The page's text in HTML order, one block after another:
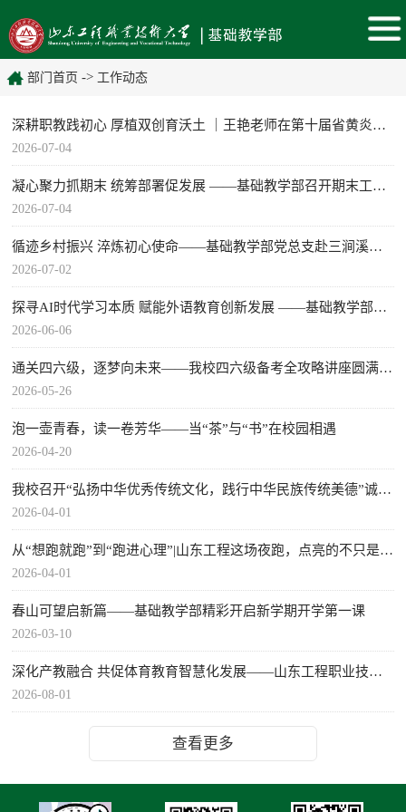
部门首页 -> 工作动态
深耕职教践初心 厚植双创育沃土 ｜王艳老师在第十届省黄炎培双创大赛启动仪式发言
2026-07-04
凝心聚力抓期末 统筹部署促发展 ——基础教学部召开期末工作会议暨考务培训会
2026-07-04
循迹乡村振兴 淬炼初心使命——基础教学部党总支赴三涧溪村开展主题党日活动
2026-07-02
​探寻AI时代学习本质 赋能外语教育创新发展 ——基础教学部联合高等职业教育研究院举办英语学术沙龙 智启新境 赋能外语教育新发展
2026-06-06
通关四六级，逐梦向未来——我校四六级备考全攻略讲座圆满落幕
2026-05-26
泡一壶青春，读一卷芳华——当“茶”与“书”在校园相遇
2026-04-20
我校召开“弘扬中华优秀传统文化，践行中华民族传统美德”诚信立身主题活动期初协调会
2026-04-01
从“想跑就跑”到“跑进心理”|山东工程这场夜跑，点亮的不只是夜空
2026-04-01
春山可望启新篇——基础教学部精彩开启新学期开学第一课
2026-03-10
深化产教融合 共促体育教育智慧化发展——山东工程职业技术大学赴山东省体育产业集团参观洽谈
2026-08-01
查看更多